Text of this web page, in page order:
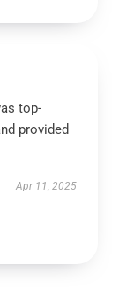
top-
provided
Apr 11, 2025